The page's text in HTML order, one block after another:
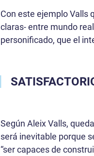
Con este ejemplo Valls
claras- entre mundo
personificado, que el
Según Aleix Valls,
será inevitable porque
“ser capaces de